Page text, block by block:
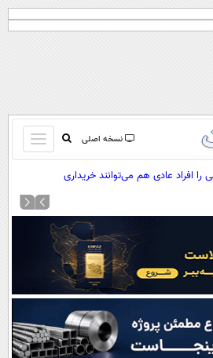
نسخه اصلی
باز
و
کردن
صفحه اول
آرشیو
نظرسنجی
آب و هوا
اوقات شرعی
سواد زندگی
را افراد عادی هم می‌توانند خریداری